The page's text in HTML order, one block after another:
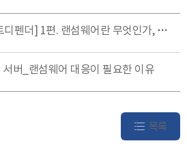
[화이트디펜더] 1편. 랜섬웨어란 무엇인가, 왜 지금 다시 알아야 하는가
서버_랜섬웨어 대응이 필요한 이유
목록